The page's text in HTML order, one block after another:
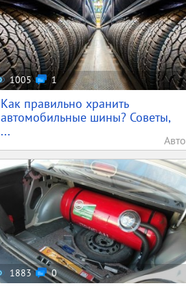
1005 1
Как правильно хранить
автомобильные шины? Советы,
...
Авто
1883 0